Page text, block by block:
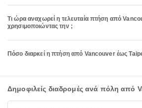
Τι ώρα αναχωρεί η τελευταία πτήση από
χρησιμοποιώντας την ;
Πόσο διαρκεί η πτήση από Vancouver έως
Δημοφιλείς διαδρομές ανά πόλη από